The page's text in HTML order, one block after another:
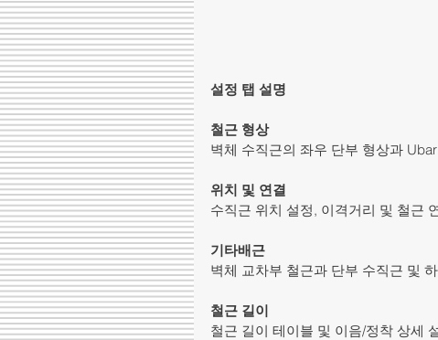
설정 탭 설명
철근 형상
벽체 수직근의 좌우 단부 형상과
위치 및 연결
수직근 위치 설정, 이격거리 및 철근
기타배근
벽체 교차부 철근과 단부 수직근 및
철근 길이
철근 길이 테이블 및 이음/정착 상세